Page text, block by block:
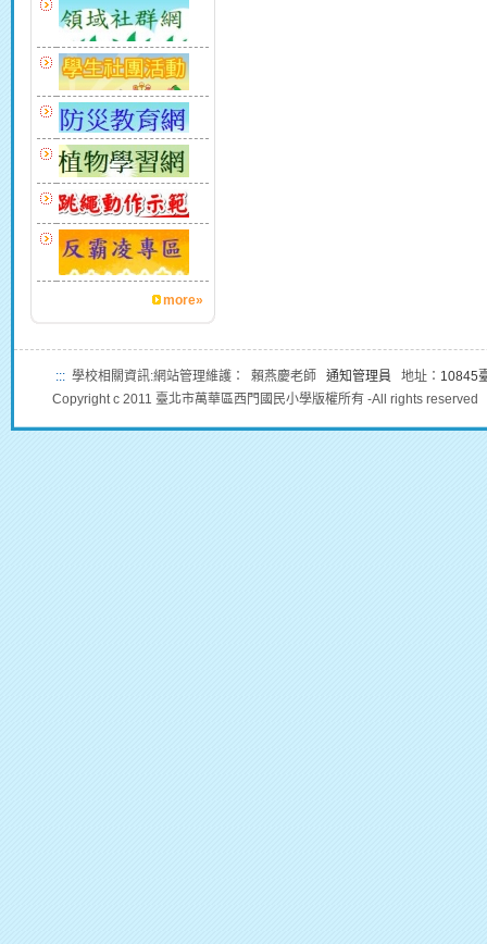
more»
::: 學校相關資訊:網站管理維護： 賴燕慶老師 通知管理員 地址： 10845
Copyright c 2011 臺北市萬華區西門國民小學版權所有 -All rights reserved